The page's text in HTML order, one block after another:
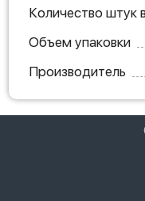
Количество штук
Объем упаковки
Производитель